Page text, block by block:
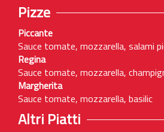
Pizze
Piccante
Sauce tomate, mozzarella, salami
Regina
Sauce tomate, mozzarella,
Margherita
Sauce tomate, mozzarella, basilic
Altri Piatti